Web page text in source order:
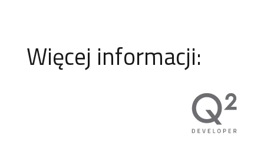
Więcej informacji: